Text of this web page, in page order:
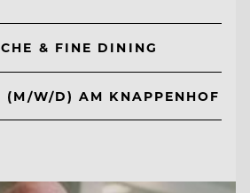
& FINE DINING
(M/W/D) AM KNAPPENHOF